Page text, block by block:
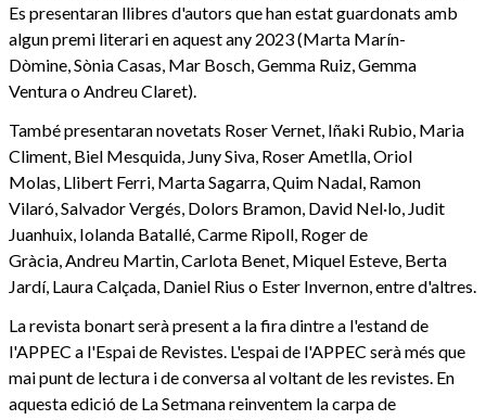
Es presentaran llibres d'autors que han estat guardonats amb
algun premi literari en aquest any 2023 (Marta Marín-
Dòmine, Sònia Casas, Mar Bosch, Gemma Ruiz, Gemma
Ventura o Andreu Claret).
També presentaran novetats Roser Vernet, Iñaki Rubio, Maria
Climent, Biel Mesquida, Juny Siva, Roser Ametlla, Oriol
Molas, Llibert Ferri, Marta Sagarra, Quim Nadal, Ramon
Vilaró, Salvador Vergés, Dolors Bramon, David Nel·lo, Judit
Juanhuix, Iolanda Batallé, Carme Ripoll, Roger de
Gràcia, Andreu Martin, Carlota Benet, Miquel Esteve, Berta
Jardí, Laura Calçada, Daniel Rius o Ester Invernon, entre d'altres.
La revista bonart serà present a la fira dintre a l'estand de
l'APPEC a l'Espai de Revistes. L'espai de l'APPEC serà més que
mai punt de lectura i de conversa al voltant de les revistes. En
aquesta edició de La Setmana reinventem la carpa de